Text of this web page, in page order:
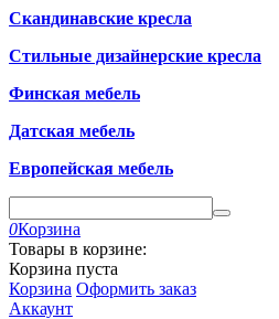
Скандинавские кресла
Стильные дизайнерские кресла
Финская мебель
Датская мебель
Европейская мебель
0Корзина
Товары в корзине:
Корзина пуста
Корзина Оформить заказ
Аккаунт